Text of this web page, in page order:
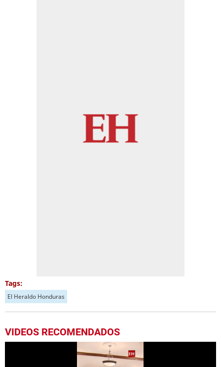
Tags:
El Heraldo Honduras
VIDEOS RECOMENDADOS